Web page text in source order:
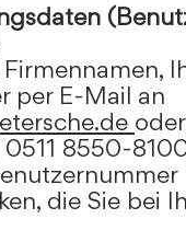
per E-Mail an
8550-
die Sie bei